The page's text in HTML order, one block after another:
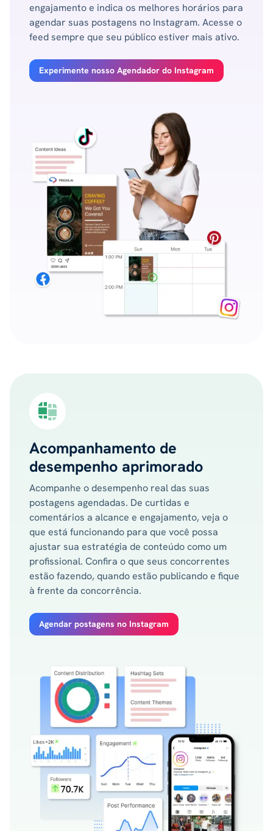
engajamento e indica os melhores horários para
agendar suas postagens no Instagram. Acesse o
feed sempre que seu público estiver mais ativo.
Experimente nosso Agendador do Instagram
Acompanhamento de
desempenho aprimorado
Acompanhe o desempenho real das suas
postagens agendadas. De curtidas e
comentários a alcance e engajamento, veja o
que está funcionando para que você possa
ajustar sua estratégia de conteúdo como um
profissional. Confira o que seus concorrentes
estão fazendo, quando estão publicando e fique
à frente da concorrência.
Agendar postagens no Instagram